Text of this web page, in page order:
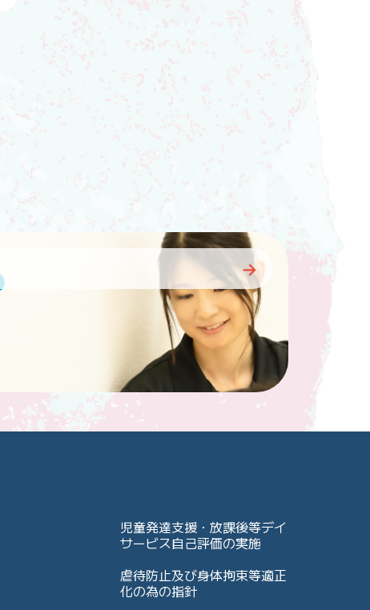
児童発達支援・放課後等デイ
サービス自己評価の実施
虐待防止及び身体拘束等適正
化の為の指針